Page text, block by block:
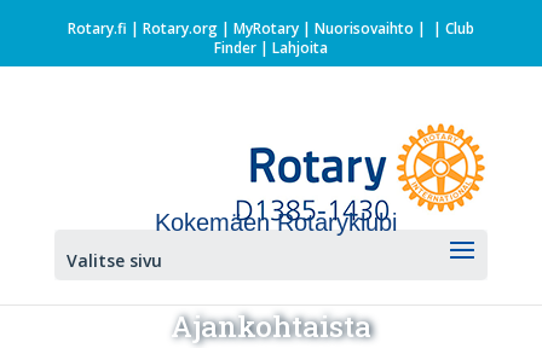
Rotary.fi | Rotary.org| MyRotary | Nuorisovaihto | | Club
Finder| Lahjoita
Kokemäen Rotaryklubi
Valitse sivu
Ajankohtaista